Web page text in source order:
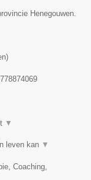
Henegouwen.
)
▼
leven kan ▼
Coaching,